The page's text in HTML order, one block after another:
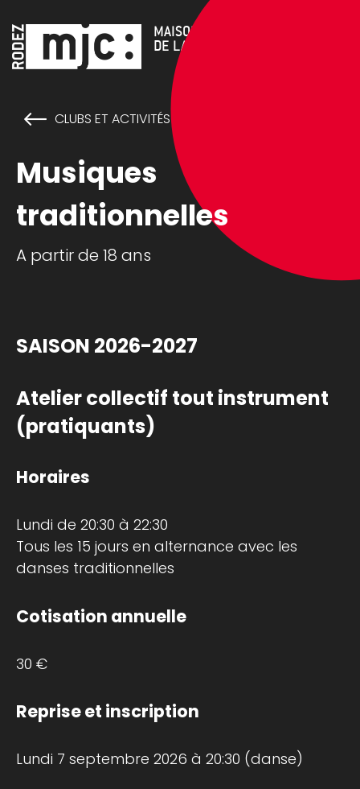
MAISON DES JEUNES ET
DE LA CULTURE DE RODEZ
CLUBS ET ACTIVITÉS
Musiques
traditionnelles
A partir de 18 ans
SAISON 2026-2027
Atelier collectif tout instrument
(pratiquants)
Horaires
Lundi de 20:30 à 22:30
Tous les 15 jours en alternance avec les
danses traditionnelles
Cotisation annuelle
30 €
Reprise et inscription
Lundi 7 septembre 2026 à 20:30 (danse)